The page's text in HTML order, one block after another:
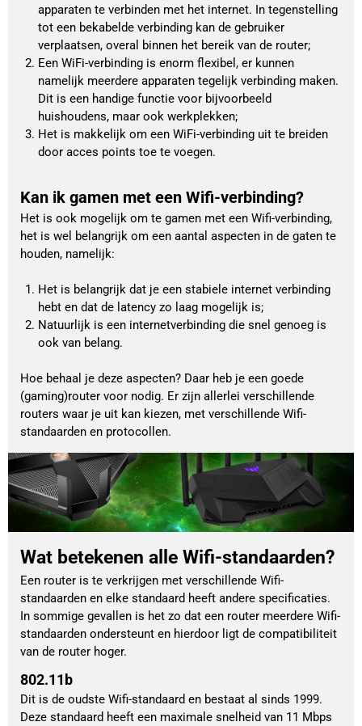
apparaten te verbinden met het internet. In tegenstelling
tot een bekabelde verbinding kan de gebruiker
verplaatsen, overal binnen het bereik van de router;
Een WiFi-verbinding is enorm flexibel, er kunnen
namelijk meerdere apparaten tegelijk verbinding maken.
Dit is een handige functie voor bijvoorbeeld
huishoudens, maar ook werkplekken;
Het is makkelijk om een WiFi-verbinding uit te breiden
door acces points toe te voegen.
Kan ik gamen met een Wifi-verbinding?
Het is ook mogelijk om te gamen met een Wifi-verbinding,
het is wel belangrijk om een aantal aspecten in de gaten te
houden, namelijk:
Het is belangrijk dat je een stabiele internet verbinding
hebt en dat de latency zo laag mogelijk is;
Natuurlijk is een internetverbinding die snel genoeg is
ook van belang.
Hoe behaal je deze aspecten? Daar heb je een goede
(gaming)router voor nodig. Er zijn allerlei verschillende
routers waar je uit kan kiezen, met verschillende Wifi-
standaarden en protocollen.
Wat betekenen alle Wifi-standaarden?
Een router is te verkrijgen met verschillende Wifi-
standaarden en elke standaard heeft andere specificaties.
In sommige gevallen is het zo dat een router meerdere Wifi-
standaarden ondersteunt en hierdoor ligt de compatibiliteit
van de router hoger.
802.11b
Dit is de oudste Wifi-standaard en bestaat al sinds 1999.
Deze standaard heeft een maximale snelheid van 11 Mbps